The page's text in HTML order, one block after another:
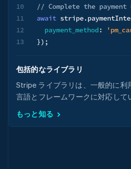
10
11
12
13
// Complete the
await stripe.
payment_method:
}) ;
包括的なライブラリ
Stripe ライブラリは、一般的に利
言語とフレームワークに対応して
もっと知る